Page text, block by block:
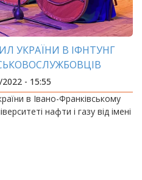
УКРАЇНИ В ІФНТУНГ
- 15:55
в Івано-Франківському
нафти і газу від імені